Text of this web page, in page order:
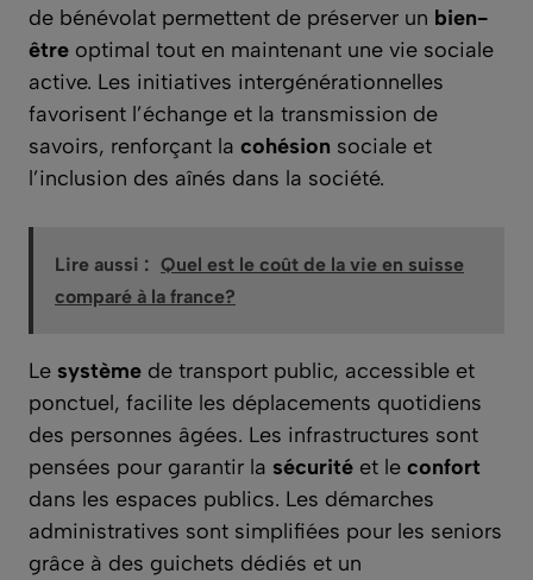
de bénévolat permettent de préserver un bien-
être optimal tout en maintenant une vie sociale
active. Les initiatives intergénérationnelles
favorisent l’échange et la transmission de
savoirs, renforçant la cohésion sociale et
l’inclusion des aînés dans la société.
Lire aussi : Quel est le coût de la vie en suisse
comparé à la france?
Le système de transport public, accessible et
ponctuel, facilite les déplacements quotidiens
des personnes âgées. Les infrastructures sont
pensées pour garantir la sécurité et le confort
dans les espaces publics. Les démarches
administratives sont simplifiées pour les seniors
grâce à des guichets dédiés et un